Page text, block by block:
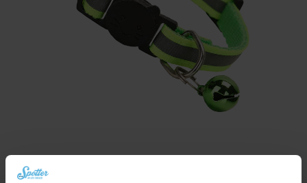
Kattenhalsband met veiligheidssluiting – Fluor groen/reflecterend